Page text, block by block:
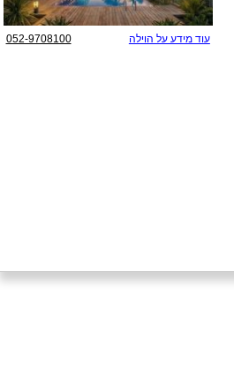
עוד מידע על הוילה 052-9708100